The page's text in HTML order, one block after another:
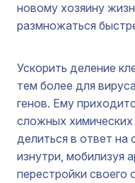
новому хозяину
размножаться
Ускорить деление
тем более для
генов. Ему
сложных
делиться в ответ на
изнутри, мобилизуя
перестройки своего